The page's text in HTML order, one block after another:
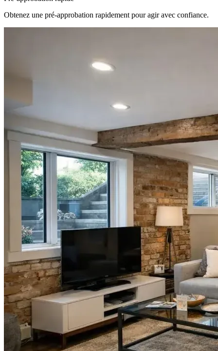
Obtenez une pré-approbation rapidement pour agir avec confiance.